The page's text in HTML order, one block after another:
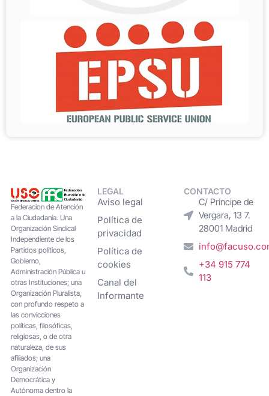
Federacion de Atención
a la Ciudadanía. Una
Organización Sindical
Independiente de los
Partidos políticos,
Gobierno,
Administración Pública u
otras Instituciones; una
Organización Pluralista,
con profundo respeto a
las convicciones
políticas, filosóficas,
religiosas, o de otra
naturaleza, de sus
afiliados; una
Organización
Democrática y
Autónoma dentro la
LEGAL
Aviso legal
Política de
privacidad
Política de
cookies
Canal del
Informante
CONTACTO
C/ Príncipe de
Vergara, 13 7.
28001 Madrid
+34 915 774
113